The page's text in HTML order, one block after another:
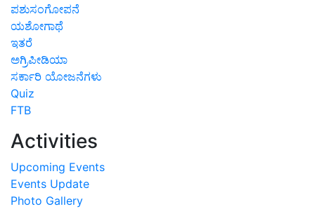
ಪಶುಸಂಗೋಪನೆ
ಯಶೋಗಾಥೆ
ಇತರೆ
ಅಗ್ರಿಪೀಡಿಯಾ
ಸರ್ಕಾರಿ ಯೋಜನೆಗಳು
Quiz
FTB
Activities
Upcoming Events
Events Update
Photo Gallery